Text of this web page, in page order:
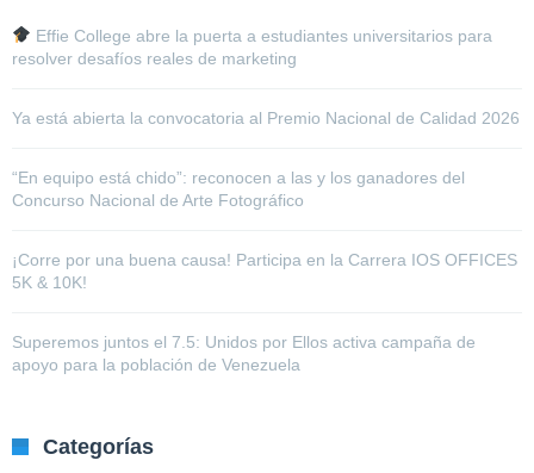
Effie College abre la puerta a estudiantes universitarios para
resolver desafíos reales de marketing
Ya está abierta la convocatoria al Premio Nacional de Calidad 2026
“En equipo está chido”: reconocen a las y los ganadores del
Concurso Nacional de Arte Fotográfico
¡Corre por una buena causa! Participa en la Carrera IOS OFFICES
5K & 10K!
Superemos juntos el 7.5: Unidos por Ellos activa campaña de
apoyo para la población de Venezuela
Categorías